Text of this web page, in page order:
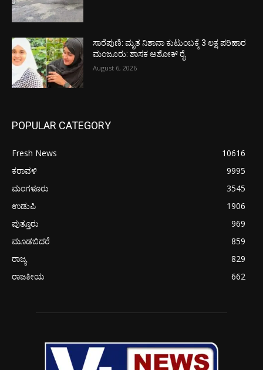
ಸಾರೆಪುಣಿ: ಮೃತ ನಿಶಾನಾ ಕುಟುಂಬಕ್ಕೆ 3 ಲಕ್ಷ ಪರಿಹಾರ
ಮಂಜೂರು: ಶಾಸಕ ಅಶೋಕ್ ರೈ
August 6, 2026
POPULAR CATEGORY
Fresh News
10616
ಕರಾವಳಿ
9995
ಮಂಗಳೂರು
3545
ಉಡುಪಿ
1906
ಪುತ್ತೂರು
969
ಮೂಡಬಿದರೆ
859
ರಾಜ್ಯ
829
ರಾಜಕೀಯ
662